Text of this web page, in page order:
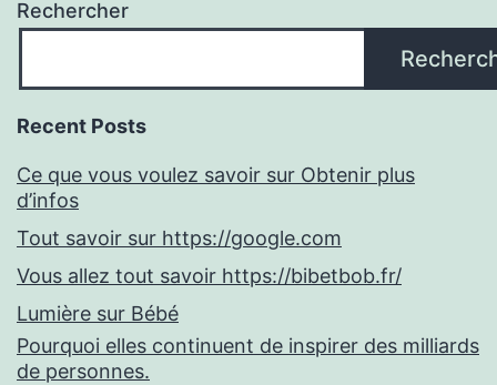
Rechercher
Recent Posts
Ce que vous voulez savoir sur Obtenir plus
d’infos
Tout savoir sur https://google.com
Vous allez tout savoir https://bibetbob.fr/
Lumière sur Bébé
Pourquoi elles continuent de inspirer des milliards
de personnes.